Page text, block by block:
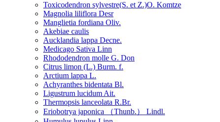
Toxicodendron sylvestre(S. et Z.)O. Komtze
Magnolia liliflora Desr
Manglietia fordiana Oliv.
Akebiae caulis
Aucklandia lappa Decne.
Medicago Sativa Linn
Rhododendron molle G. Don
Citrus limon (L.) Burm. f.
Arctium lappa L.
Achyranthes bidentata Bl.
Ligustrum lucidum Ait.
Thermopsis lanceolata R.Br.
Eriobotrya japonica （Thunb.） Lindl.